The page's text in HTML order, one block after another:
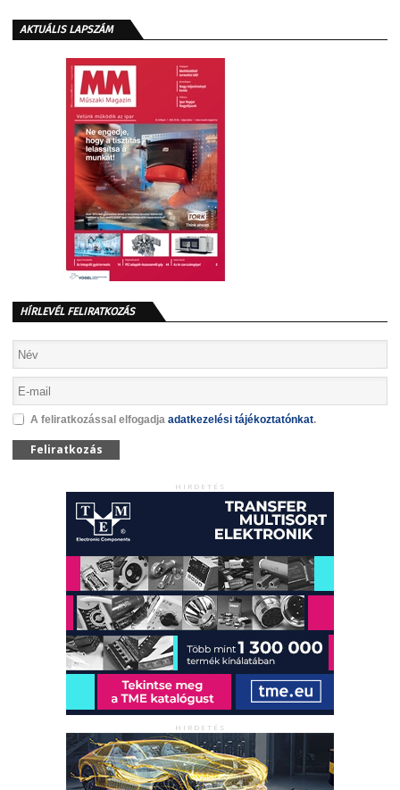
AKTUÁLIS LAPSZÁM
HÍRLEVÉL FELIRATKOZÁS
A feliratkozással elfogadja adatkezelési tájékoztatónkat.
Feliratkozás
HIRDETÉS
HIRDETÉS